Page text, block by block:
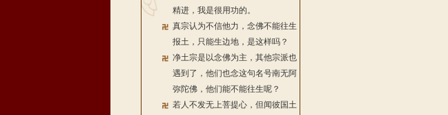
精进，我是很用功的。
真宗认为不信他力，念佛不能往生
报土，只能生边地，是这样吗？
净土宗是以念佛为主，其他宗派也
遇到了，他们也念这句名号南无阿
弥陀佛，他们能不能往生呢？
若人不发无上菩提心，但闻彼国土